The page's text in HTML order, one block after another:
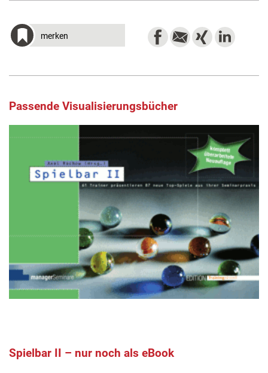
merken
Passende Visualisierungsbücher
Spielbar II – nur noch als eBook